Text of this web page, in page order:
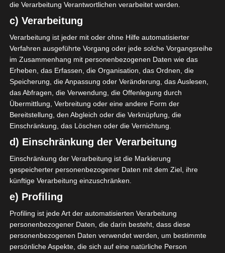
Emma hat sich die Beach-Motive selbst
ausgesucht. Ein wenig Summerfeeling in
den eigenen vier Wänden. Emmas Zimmer
ist nicht das größte. Wir haben alles sehr
komprimiert und versucht den Raum
optimal zu nutzen.
die Verarbeitung Verantwortlichen verarbeitet werden.
c) Verarbeitung
Verarbeitung ist jeder mit oder ohne Hilfe automatisierter
Verfahren ausgeführte Vorgang oder jede solche Vorgangsreihe
im Zusammenhang mit personenbezogenen Daten wie das
Erheben, das Erfassen, die Organisation, das Ordnen, die
Speicherung, die Anpassung oder Veränderung, das Auslesen,
das Abfragen, die Verwendung, die Offenlegung durch
Übermittlung, Verbreitung oder eine andere Form der
Bereitstellung, den Abgleich oder die Verknüpfung, die
Einschränkung, das Löschen oder die Vernichtung.
d) Einschränkung der Verarbeitung
Einschränkung der Verarbeitung ist die Markierung
gespeicherter personenbezogener Daten mit dem Ziel, ihre
künftige Verarbeitung einzuschränken.
e) Profiling
Profiling ist jede Art der automatisierten Verarbeitung
personenbezogener Daten, die darin besteht, dass diese
personenbezogenen Daten verwendet werden, um bestimmte
persönliche Aspekte, die sich auf eine natürliche Person